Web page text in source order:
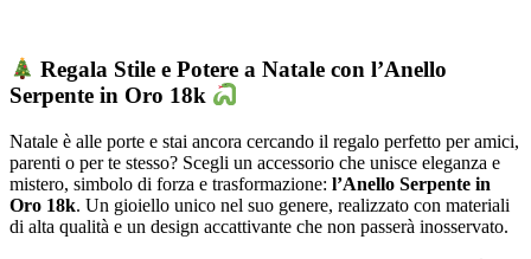
Regala Stile e Potere a Natale con l’Anello
Serpente in Oro 18k
Natale è alle porte e stai ancora cercando il regalo perfetto per amici,
parenti o per te stesso? Scegli un accessorio che unisce eleganza e
mistero, simbolo di forza e trasformazione: l’Anello Serpente in
Oro 18k. Un gioiello unico nel suo genere, realizzato con materiali
di alta qualità e un design accattivante che non passerà inosservato.